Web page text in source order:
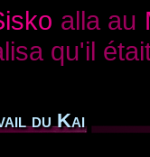
alla au
qu'il
du Kai